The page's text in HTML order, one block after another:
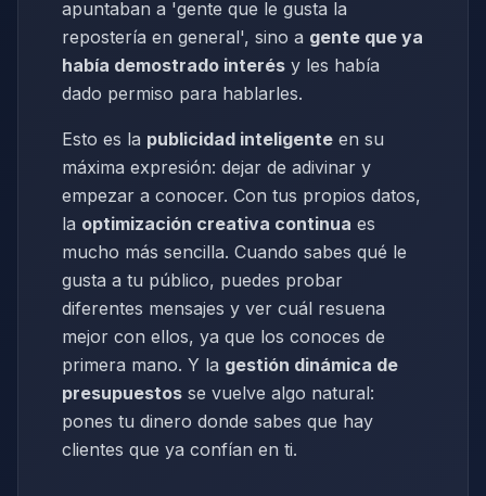
apuntaban a 'gente que le gusta la
repostería en general', sino a gente que ya
había demostrado interés y les había
dado permiso para hablarles.
Esto es la publicidad inteligente en su
máxima expresión: dejar de adivinar y
empezar a conocer. Con tus propios datos,
la optimización creativa continua es
mucho más sencilla. Cuando sabes qué le
gusta a tu público, puedes probar
diferentes mensajes y ver cuál resuena
mejor con ellos, ya que los conoces de
primera mano. Y la gestión dinámica de
presupuestos se vuelve algo natural:
pones tu dinero donde sabes que hay
clientes que ya confían en ti.